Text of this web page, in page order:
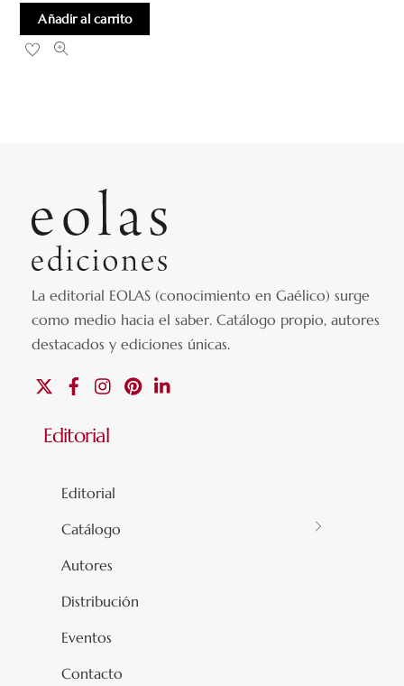
Añadir al carrito
La editorial EOLAS (conocimiento en Gaélico) surge
como medio hacia el saber.Catálogo propio, autores
destacados y ediciones únicas.
FacebookInstagramPinterest
Editorial
Editorial
Catálogo
Autores
Distribución
Eventos
Contacto